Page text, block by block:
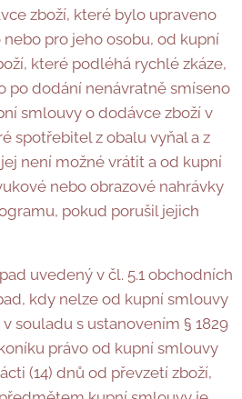
zboží, které bylo upraveno
pro jeho osobu, od kupní
které podléhá rychlé zkáze,
po dodání nenávratně smíseno
smlouvy o dodávce zboží v
spotřebitel z obalu vyňal a z
není možné vrátit a od kupní
nebo obrazové nahrávky
pokud porušil jejich
uvedený v čl. 5.1 obchodních
kdy nelze od kupní smlouvy
souladu s ustanovením § 1829
právo od kupní smlouvy
(14) dnů od převzetí zboží,